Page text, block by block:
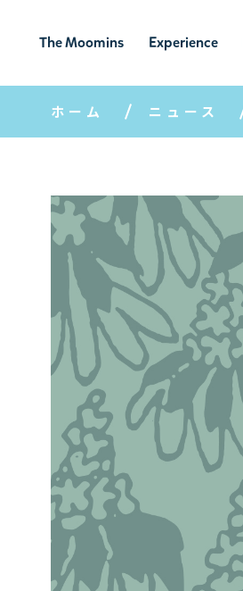
The Moomins
ムーミンの
世界
Experience
ムーミンの世
界を楽しむ
ホーム ニュース